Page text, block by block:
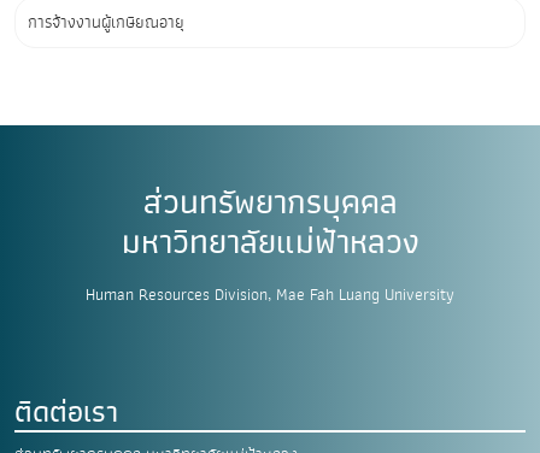
การจ้างงานผู้เกษียณอายุ
ส่วนทรัพยากรบุคคล
มหาวิทยาลัยแม่ฟ้าหลวง
Human Resources Division, Mae Fah Luang University
ติดต่อเรา